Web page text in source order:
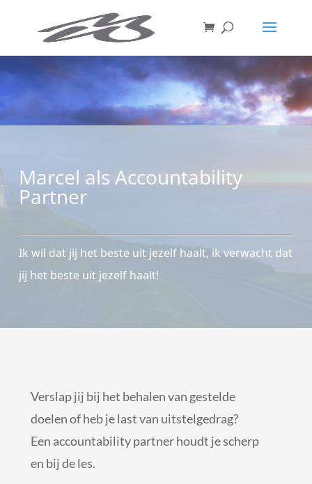
Marcel als Accountability
Partner
Ik wil dat jij het beste uit jezelf haalt, ik verwacht dat
jij het beste uit jezelf haalt!
Verslap jij bij het behalen van gestelde
doelen of heb je last van uitstelgedrag?
Een accountability partner houdt je scherp
en bij de les.